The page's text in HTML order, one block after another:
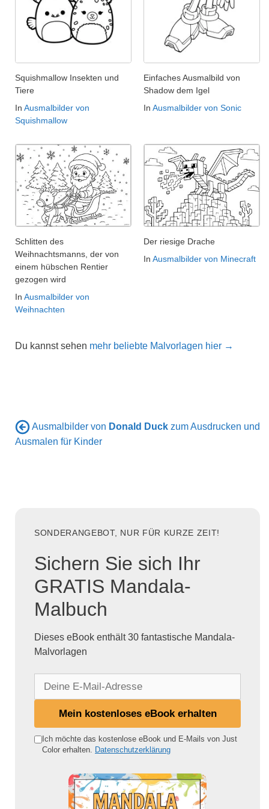
Squishmallow Insekten und
Tiere
In Ausmalbilder von
Squishmallow
Einfaches Ausmalbild von
Shadow dem Igel
In Ausmalbilder von Sonic
Schlitten des
Weihnachtsmanns, der von
einem hübschen Rentier
gezogen wird
In Ausmalbilder von
Weihnachten
Der riesige Drache
In Ausmalbilder von Minecraft
Du kannst sehen mehr beliebte Malvorlagen hier →
Ausmalbilder von Donald Duck zum Ausdrucken und
Ausmalen für Kinder
SONDERANGEBOT, NUR FÜR KURZE ZEIT!
Sichern Sie sich Ihr
GRATIS Mandala-
Malbuch
Dieses eBook enthält 30 fantastische Mandala-
Malvorlagen
e
Mein kostenloses eBook erhalten
Ich möchte das kostenlose eBook und E-Mails von Just
Color erhalten. Datenschutzerklärung